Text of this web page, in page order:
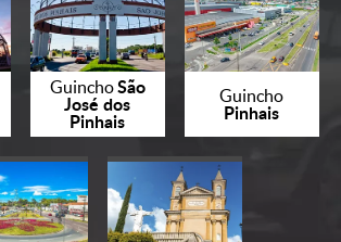
GuinchoSão
José dos
Pinhais
Guincho
Pinhais